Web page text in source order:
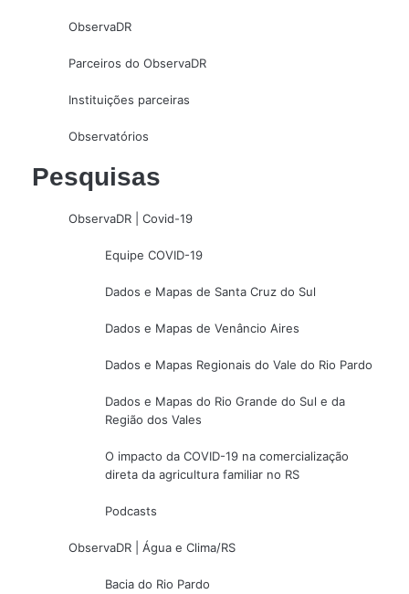
ObservaDR
Parceiros do ObservaDR
Instituições parceiras
Observatórios
Pesquisas
ObservaDR | Covid-19
Equipe COVID-19
Dados e Mapas de Santa Cruz do Sul
Dados e Mapas de Venâncio Aires
Dados e Mapas Regionais do Vale do Rio Pardo
Dados e Mapas do Rio Grande do Sul e da
Região dos Vales
O impacto da COVID-19 na comercialização
direta da agricultura familiar no RS
Podcasts
ObservaDR | Água e Clima/RS
Bacia do Rio Pardo